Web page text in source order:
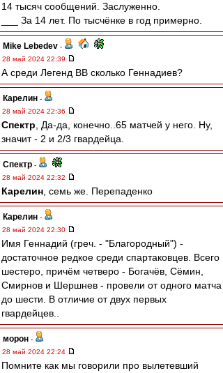
14 тысяч сообщений. Заслуженно.
___ За 14 лет. По тысчёнке в год примерно.
Mike Lebedev -
28 май 2024 22:39
А среди Легенд ВВ сколько Геннадиев?
Карелин -
28 май 2024 22:36
Спектр , Да-да, конечно..65 матчей у него. Ну,
значит - 2 и 2/3 гвардейца.
Спектр -
28 май 2024 22:32
Карелин , семь же. Перепаденко
Карелин -
28 май 2024 22:30
Имя Геннадий (греч. - "Благородный") -
достаточное редкое среди спартаковцев. Всего
шестеро, причём четверо - Богачёв, Сёмин,
Смирнов и Шершнев - провели от одного матча
до шести. В отличие от двух первых
гвардейцев..
морон -
28 май 2024 22:24
Помните как мы говорили про вылетевший